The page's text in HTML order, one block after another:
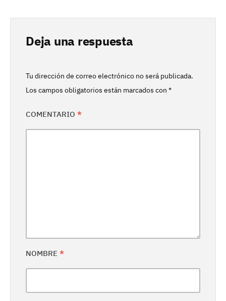
Deja una respuesta
Tu dirección de correo electrónico no será publicada.
Los campos obligatorios están marcados con *
COMENTARIO *
NOMBRE *